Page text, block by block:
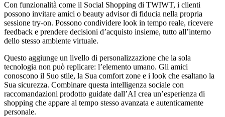
Con funzionalità come il Social Shopping di TWIWT, i clienti
possono invitare amici o beauty advisor di fiducia nella propria
sessione try-on. Possono condividere look in tempo reale, ricevere
feedback e prendere decisioni d’acquisto insieme, tutto all’interno
dello stesso ambiente virtuale.
Questo aggiunge un livello di personalizzazione che la sola
tecnologia non può replicare: l’elemento umano. Gli amici
conoscono il Suo stile, la Sua comfort zone e i look che esaltano la
Sua sicurezza. Combinare questa intelligenza sociale con
raccomandazioni prodotto guidate dall’AI crea un’esperienza di
shopping che appare al tempo stesso avanzata e autenticamente
personale.